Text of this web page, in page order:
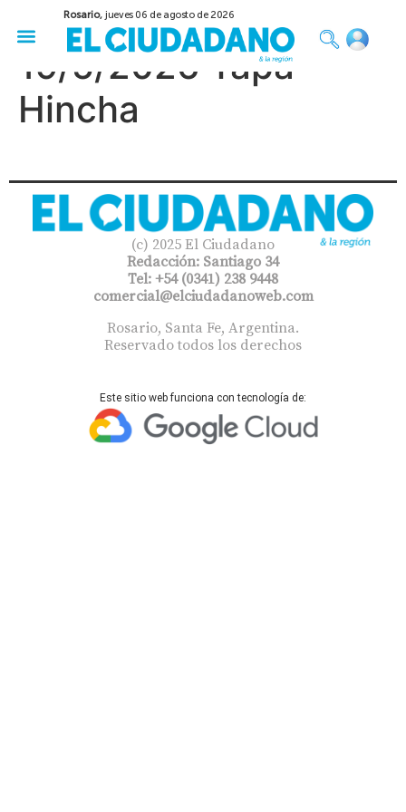
Rosario,jueves 06 de agosto de 2026
19/5/2026 Tapa
Hincha
(c) 2025 El Ciudadano
Redacción: Santiago 34
Tel: +54 (0341) 238 9448
comercial@elciudadanoweb.com​
Rosario, Santa Fe, Argentina.
Reservado todos los derechos
Este sitio web funciona con tecnología de: